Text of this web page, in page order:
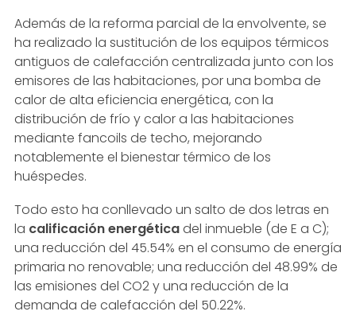
Además de la reforma parcial de la envolvente, se
ha realizado la sustitución de los equipos térmicos
antiguos de calefacción centralizada junto con los
emisores de las habitaciones, por una bomba de
calor de alta eficiencia energética, con la
distribución de frío y calor a las habitaciones
mediante fancoils de techo, mejorando
notablemente el bienestar térmico de los
huéspedes.
Todo esto ha conllevado un salto de dos letras en
la calificación energéticadel inmueble (de E a C);
una reducción del 45.54% en el consumo de energía
primaria no renovable; una reducción del 48.99% de
las emisiones del CO2 y una reducción de la
demanda de calefacción del 50.22%.